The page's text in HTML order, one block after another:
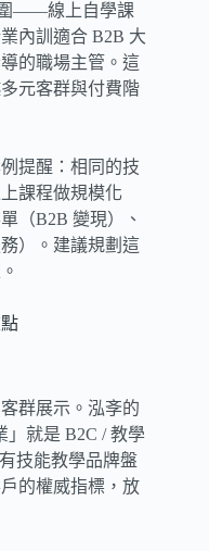
圍——線上自學課
內訓適合 B2B 大
的職場主管。這
元客群與付費階
提醒：相同的技
課程做規模化
（B2B 變現）、
）。建議規劃這
群展示。泓斈的
」就是 B2C / 教學
技能教學品牌盤
的權威指標，放